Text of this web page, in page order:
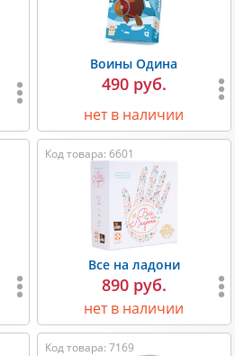
Воины Одина
490 руб.
нет в наличии
Код товара: 6601
Все на ладони
890 руб.
нет в наличии
Код товара: 7169